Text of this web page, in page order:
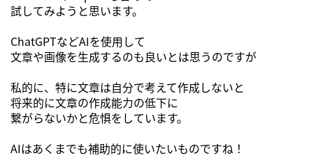
試してみようと思います。
ChatGPTなどAIを使用して
文章や画像を生成するのも良いとは思うのですが
私的に、特に文章は自分で考えて作成しないと
将来的に文章の作成能力の低下に
繋がらないかと危惧をしています。
AIはあくまでも補助的に使いたいものですね！